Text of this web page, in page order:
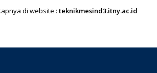
di website : teknikmesind3.itny.ac.id